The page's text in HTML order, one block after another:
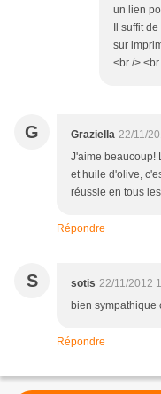
un lien
Il suffit
sur
<br />
G Graziella 22/11/
J'aime beaucoup!
et huile d'olive,
réussie en tous
Répondre
S sotis 22/11/2012
bien sympathique
Répondre